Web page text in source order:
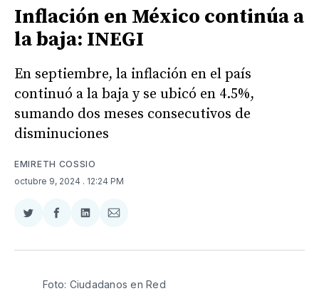
Inflación en México continúa a
la baja: INEGI
En septiembre, la inflación en el país
continuó a la baja y se ubicó en 4.5%,
sumando dos meses consecutivos de
disminuciones
EMIRETH COSSIO
octubre 9, 2024 . 12:24 PM
Compartir
Twitter
Compartir
Facebook
Compartir
LinkedIn
Compartir
Email
Foto: Ciudadanos en Red